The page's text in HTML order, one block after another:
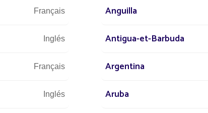
Français Anguilla
Inglés Antigua-et-Barbuda
Français Argentina
Inglés Aruba